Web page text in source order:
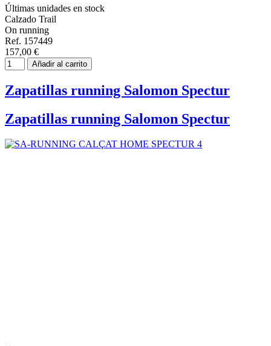
Últimas unidades en stock
Calzado Trail
On running
Ref. 157449
157,00 €
Añadir al carrito
Zapatillas running Salomon Spectur
Zapatillas running Salomon Spectur